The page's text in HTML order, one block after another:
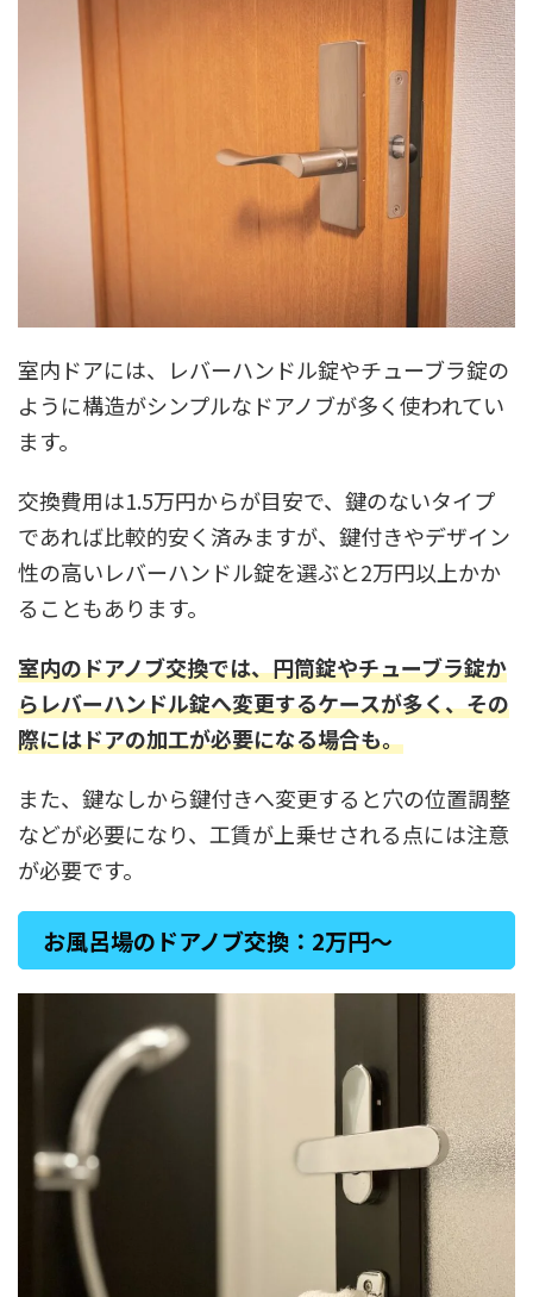
室内ドアには、レバーハンドル錠やチューブラ錠の
ように構造がシンプルなドアノブが多く使われてい
ます。
交換費用は1.5万円からが目安で、鍵のないタイプ
であれば比較的安く済みますが、鍵付きやデザイン
性の高いレバーハンドル錠を選ぶと2万円以上かか
ることもあります。
室内のドアノブ交換では、円筒錠やチューブラ錠か
らレバーハンドル錠へ変更するケースが多く、その
際にはドアの加工が必要になる場合も。
また、鍵なしから鍵付きへ変更すると穴の位置調整
などが必要になり、工賃が上乗せされる点には注意
が必要です。
お風呂場のドアノブ交換：2万円〜